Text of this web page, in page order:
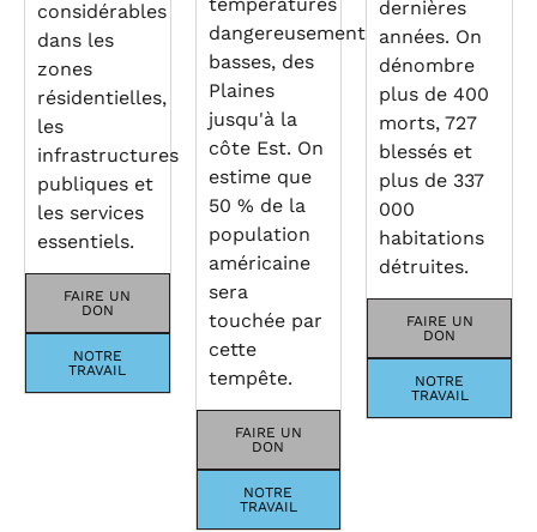
considérables
dans les
zones
résidentielles,
les
infrastructures
publiques et
les services
essentiels.
FAIRE UN
DON
NOTRE
TRAVAIL
dangereusement
basses, des
Plaines
jusqu'à la
côte Est. On
estime que
50 % de la
population
américaine
sera
touchée par
cette
tempête.
FAIRE UN
DON
NOTRE
TRAVAIL
dernières
années. On
dénombre
plus de 400
morts, 727
blessés et
plus de 337
000
habitations
détruites.
FAIRE UN
DON
NOTRE
TRAVAIL